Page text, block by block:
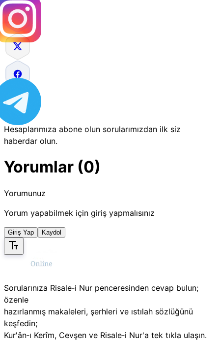
Hesaplarımıza abone olun sorularımızdan ilk siz
haberdar olun.
Yorumlar (0)
Yorumunuz
Yorum yapabilmek için giriş yapmalısınız
Giriş Yap Kaydol
Sorularınıza Risale‑i Nur penceresinden cevap bulun;
özenle
hazırlanmış makaleleri, şerhleri ve ıstılah sözlüğünü
keşfedin;
Kur'ân‑ı Kerîm, Cevşen ve Risale‑i Nur'a tek tıkla ulaşın.